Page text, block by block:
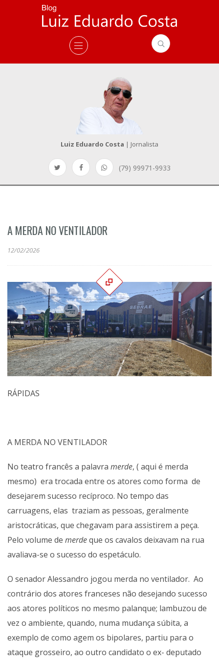
Luiz Eduardo Costa | Jornalista
(79) 99971-9933
A MERDA NO VENTILADOR
12/02/2026
RÁPIDAS
A MERDA NO VENTILADOR
No teatro francês a palavra merde, ( aqui é merda
mesmo) era trocada entre os atores como forma de
desejarem sucesso recíproco. No tempo das
carruagens, elas traziam as pessoas, geralmente
aristocráticas, que chegavam para assistirem a peça.
Pelo volume de merdeque os cavalos deixavam na rua
avaliava-se o sucesso do espetáculo.
O senador Alessandro jogou merda no ventilador. Ao
contrário dos atores franceses não desejando sucesso
aos atores políticos no mesmo palanque; lambuzou de
vez o ambiente, quando, numa mudança súbita, a
exemplo de como agem os bipolares, partiu para o
ataque grosseiro, ao outro candidato o ex- deputado